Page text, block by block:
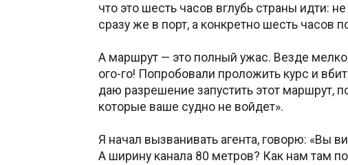
что это шесть часов вглубь страны идти:
сразу же в порт, а конкретно шесть часов
А маршрут — это полный ужас. Везде
ого-го! Попробовали проложить курс и
даю разрешение запустить этот маршрут,
которые ваше судно не войдет».
Я начал вызванивать агента, говорю: «Вы
А ширину канала 80 метров? Как нам там